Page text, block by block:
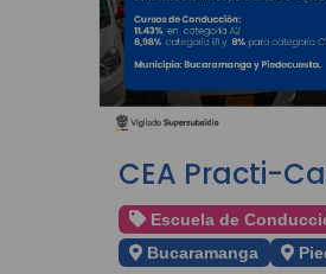
CEA Practi-
Escuela de
Bucaramanga